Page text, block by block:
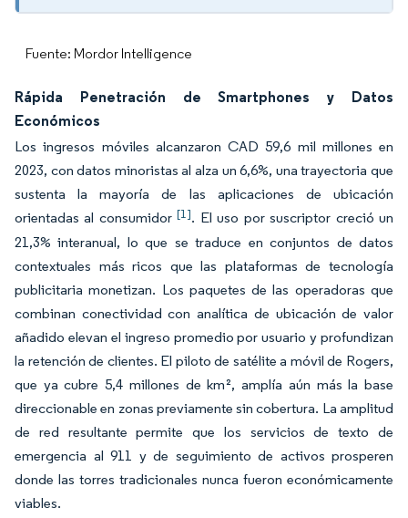
Fuente: Mordor Intelligence
Rápida Penetración de Smartphones y Datos
Económicos
Los ingresos móviles alcanzaron CAD 59,6 mil millones en
2023, con datos minoristas al alza un 6,6%, una trayectoria que
sustenta la mayoría de las aplicaciones de ubicación
orientadas al consumidor[1]. El uso por suscriptor creció un
21,3% interanual, lo que se traduce en conjuntos de datos
contextuales más ricos que las plataformas de tecnología
publicitaria monetizan. Los paquetes de las operadoras que
combinan conectividad con analítica de ubicación de valor
añadido elevan el ingreso promedio por usuario y profundizan
la retención de clientes. El piloto de satélite a móvil de Rogers,
que ya cubre 5,4 millones de km², amplía aún más la base
direccionable en zonas previamente sin cobertura. La amplitud
de red resultante permite que los servicios de texto de
emergencia al 911 y de seguimiento de activos prosperen
donde las torres tradicionales nunca fueron económicamente
viables.